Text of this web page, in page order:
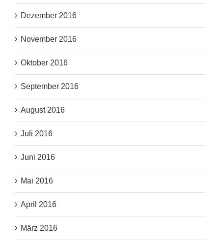
Dezember 2016
November 2016
Oktober 2016
September 2016
August 2016
Juli 2016
Juni 2016
Mai 2016
April 2016
März 2016